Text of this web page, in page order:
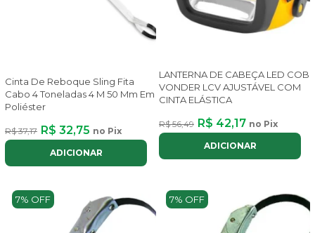
Cinta De Reboque Sling Fita
Cabo 4 Toneladas 4 M 50 Mm Em
Poliéster
R$ 37,17 R$ 32,75 no Pix
ADICIONAR
LANTERNA DE CABEÇA LED COB
VONDER LCV AJUSTÁVEL COM
CINTA ELÁSTICA
R$ 56,49 R$ 42,17 no Pix
ADICIONAR
7% OFF 7% OFF